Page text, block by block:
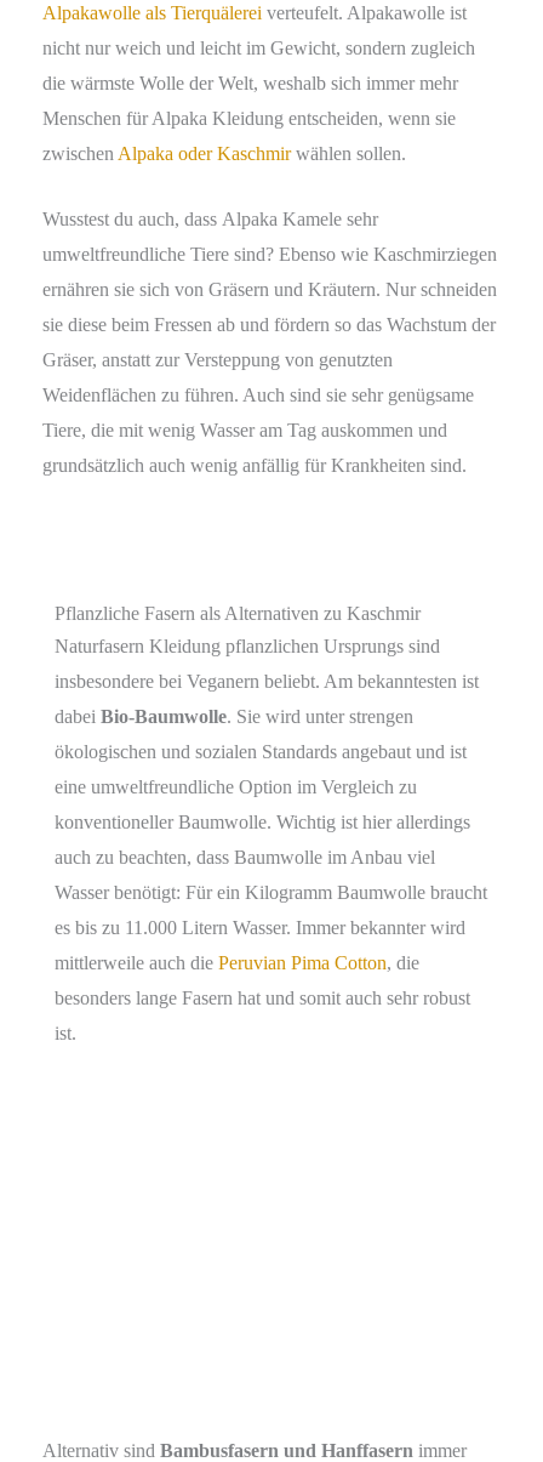
Alpakawolle als Tierquälerei verteufelt. Alpakawolle ist
nicht nur weich und leicht im Gewicht, sondern zugleich
die wärmste Wolle der Welt, weshalb sich immer mehr
Menschen für Alpaka Kleidung entscheiden, wenn sie
zwischen Alpaka oder Kaschmirwählen sollen.
Wusstest du auch, dass Alpaka Kamele sehr
umweltfreundliche Tiere sind? Ebenso wie Kaschmirziegen
ernähren sie sich von Gräsern und Kräutern. Nur schneiden
sie diese beim Fressen ab und fördern so das Wachstum der
Gräser, anstatt zur Versteppung von genutzten
Weidenflächen zu führen. Auch sind sie sehr genügsame
Tiere, die mit wenig Wasser am Tag auskommen und
grundsätzlich auch wenig anfällig für Krankheiten sind.
Pflanzliche Fasern als Alternativen zu Kaschmir
Naturfasern Kleidung pflanzlichen Ursprungs sind
insbesondere bei Veganern beliebt. Am bekanntesten ist
dabei Bio-Baumwolle. Sie wird unter strengen
ökologischen und sozialen Standards angebaut und ist
eine umweltfreundliche Option im Vergleich zu
konventioneller Baumwolle. Wichtig ist hier allerdings
auch zu beachten, dass Baumwolle im Anbau viel
Wasser benötigt: Für ein Kilogramm Baumwolle braucht
es bis zu 11.000 Litern Wasser. Immer bekannter wird
mittlerweile auch die Peruvian Pima Cotton, die
besonders lange Fasern hat und somit auch sehr robust
ist.
Alternativ sind Bambusfasern und Hanffasern immer